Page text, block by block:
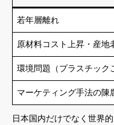
若年層離れ
原材料コスト上昇・産地
環境問題（プラスチック
マーケティング手法の陳
日本国内だけでなく世界